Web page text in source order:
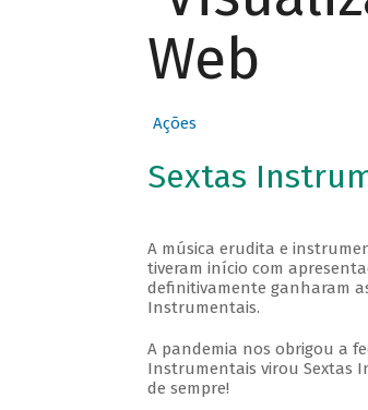
Web
Ações
Sextas
A música erudita e
tiveram início com
definitivamente ganharam
Instrumentais.
A pandemia nos obrigou a
Instrumentais virou Sextas
de sempre!